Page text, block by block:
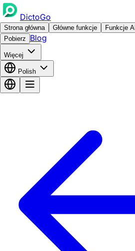
DictoGo
Strona główna Główne funkcje Funkcje AI
Pobierz
Blog
Więcej
Polish